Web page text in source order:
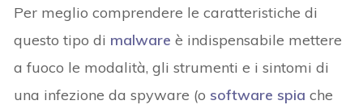
Per meglio comprendere le caratteristiche di
questo tipo di malware è indispensabile mettere
a fuoco le modalità, gli strumenti e i sintomi di
una infezione da spyware (o software spia che